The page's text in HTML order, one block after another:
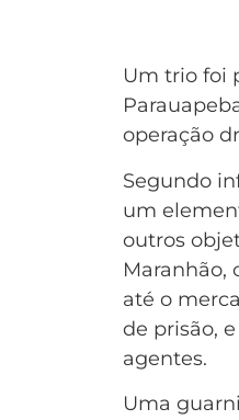
Um trio foi
operação
Segundo
um
outros
Maranhão,
até o
de prisão,
agentes.
Uma